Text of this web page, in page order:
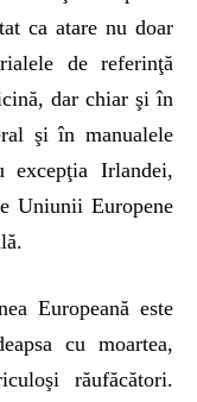
ca atare nu doar
de referinţă
dar chiar şi în
şi în manualele
excepţia Irlandei,
Uniunii Europene
Europeană este
cu moartea,
răufăcători.